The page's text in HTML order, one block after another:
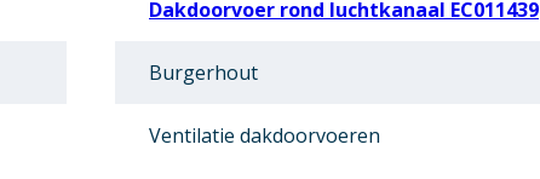
Dakdoorvoer rond luchtkanaal EC011439
Burgerhout
Ventilatie dakdoorvoeren